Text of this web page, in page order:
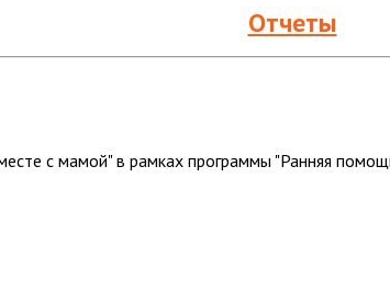
Отчеты
с мамой" в рамках программы "Ранняя